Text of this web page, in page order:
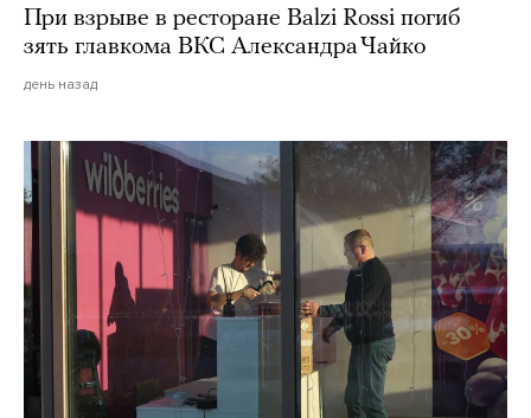
При взрыве в ресторане Balzi Rossi погиб
зять главкома ВКС Александра Чайко
день назад